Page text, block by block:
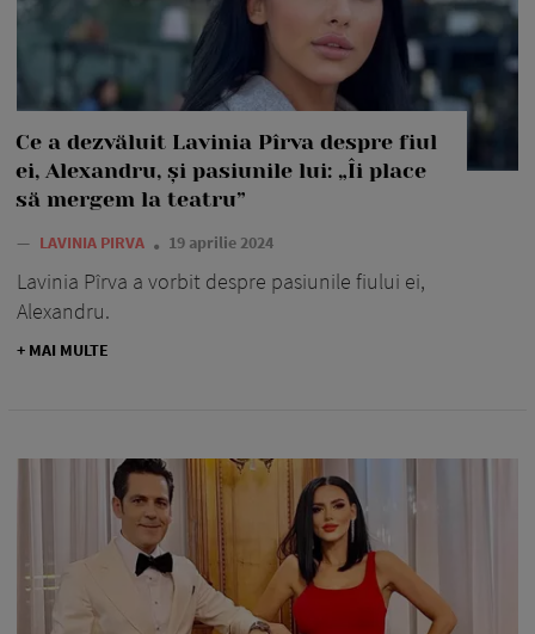
Ce a dezvăluit Lavinia Pîrva despre fiul
ei, Alexandru, și pasiunile lui: „Îi place
să mergem la teatru”
— LAVINIA PIRVA 19 aprilie 2024
Lavinia Pîrva a vorbit despre pasiunile fiului ei,
Alexandru.
+ MAI MULTE